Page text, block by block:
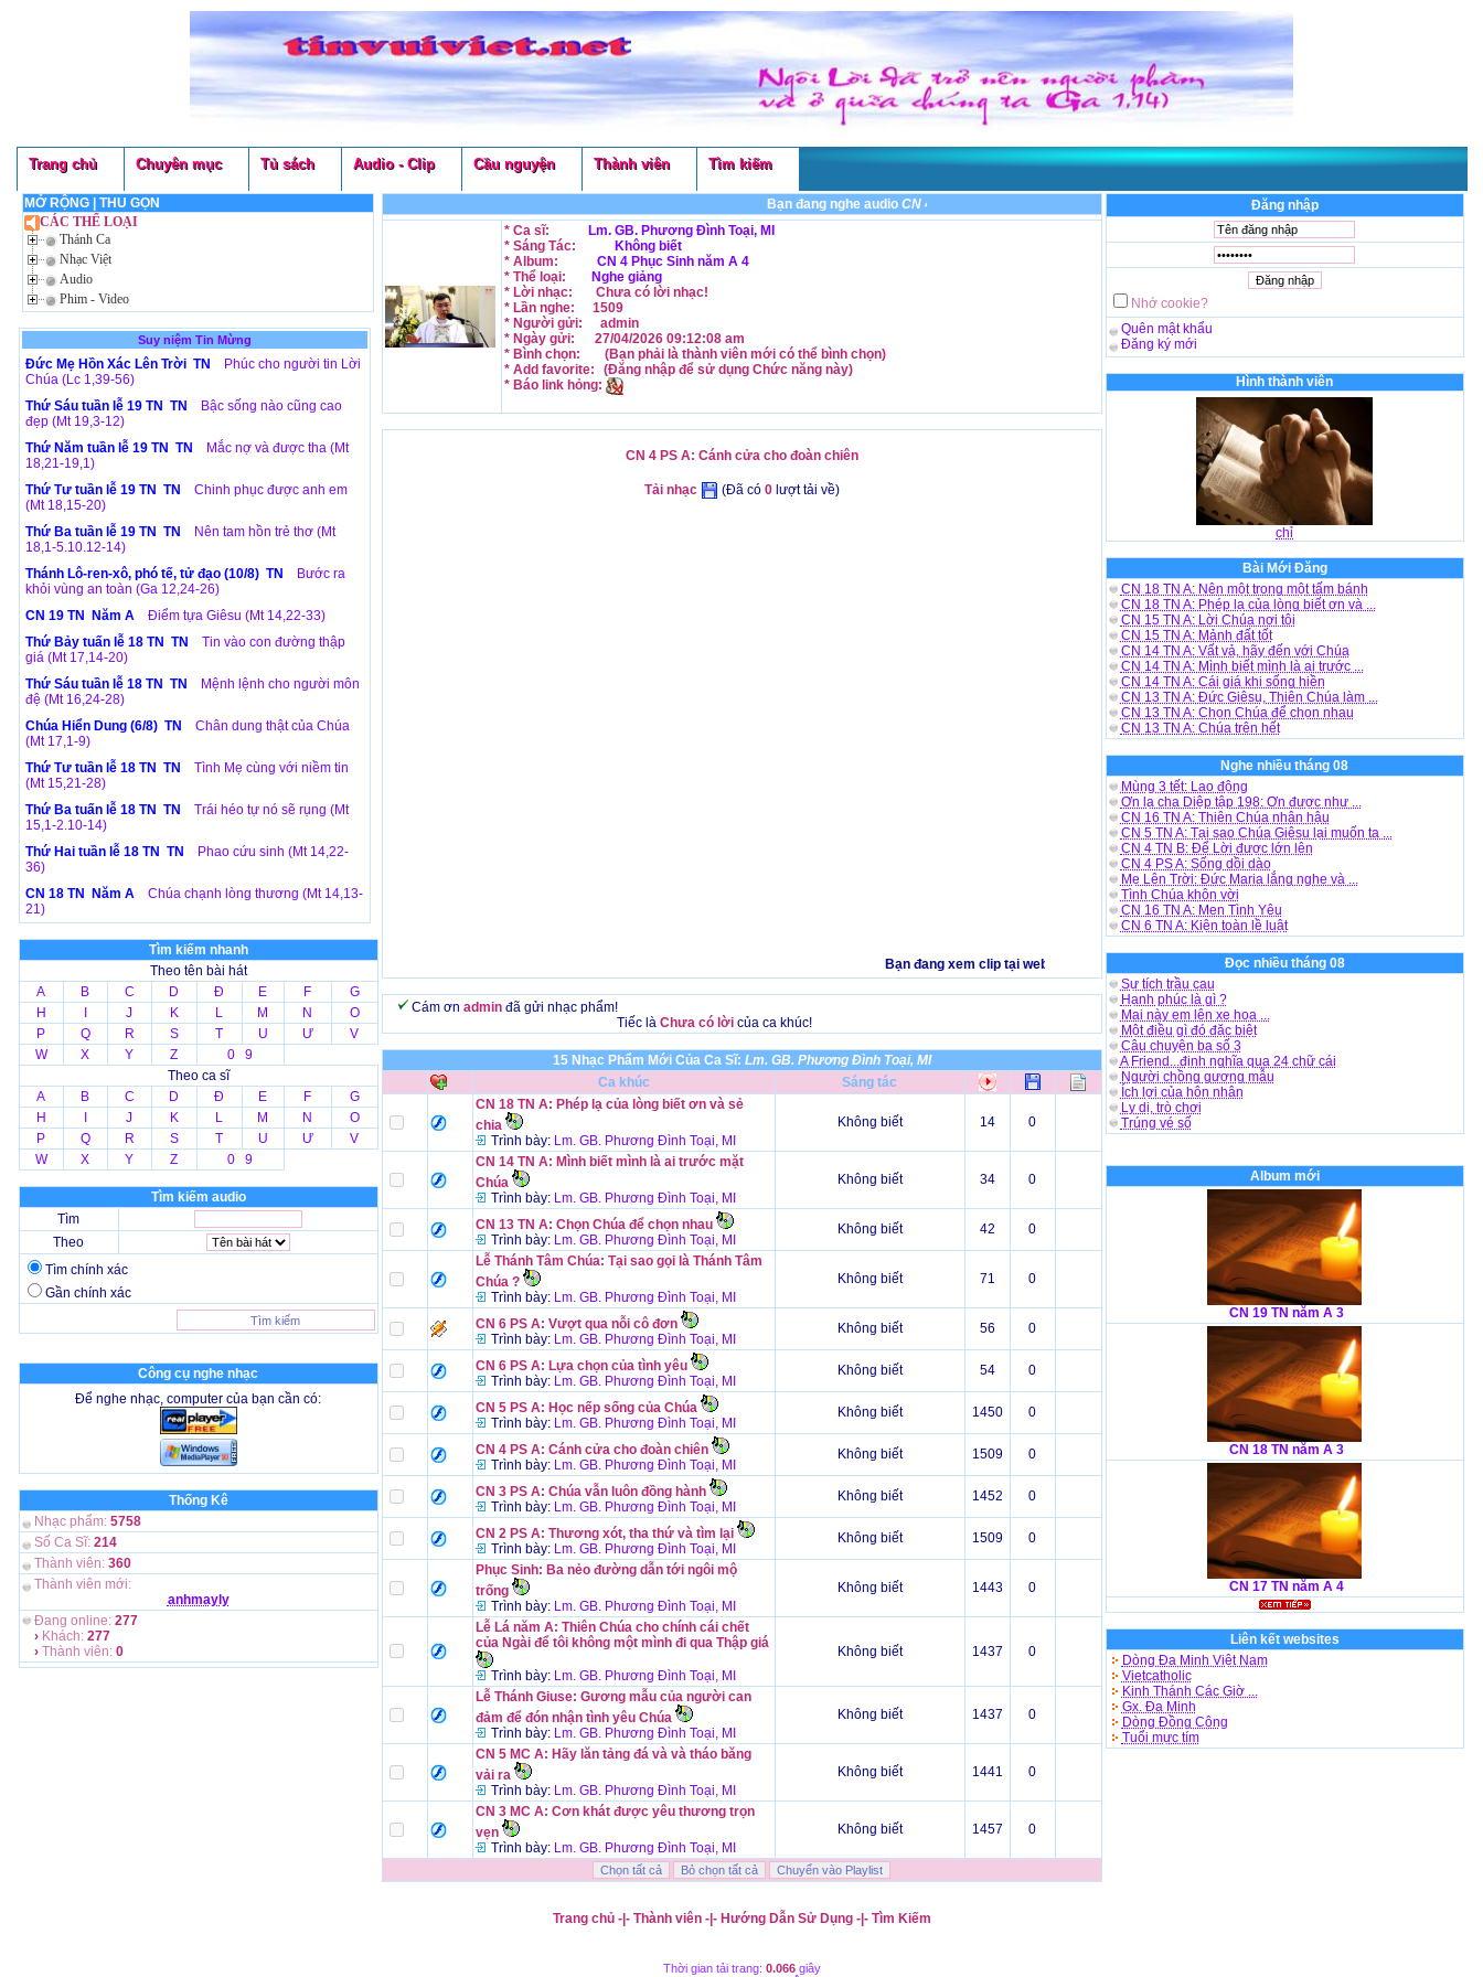
Trang chủ Chuyên mục Tủ sách Audio - Clip Cầu nguyện Thành viên Tìm kiếm
MỞ RỘNG
THU GỌN
CÁC THỂ LOẠI
Thánh Ca
Nhạc Việt
Audio
Phim - Video
Suy niệm Tin Mừng
Đức Mẹ Hồn Xác Lên Trời TN
Phúc cho người tin Lời
Chúa (Lc 1,39-56)
Thứ Sáu tuần lễ 19 TN TN
Bậc sống nào cũng cao
đẹp (Mt 19,3-12)
Thứ Năm tuần lễ 19 TN TN
Mắc nợ và được tha (Mt
18,21-19,1)
Thứ Tư tuần lễ 19 TN TN
Chinh phục được anh em
(Mt 18,15-20)
Thứ Ba tuần lễ 19 TN TN
Nên tam hồn trẻ thơ (Mt
18,1-5.10.12-14)
Thánh Lô-ren-xô, phó tế, tử đạo (10/8) TN
Bước ra
khỏi vùng an toàn (Ga 12,24-26)
CN 19 TN Năm A
Điểm tựa Giêsu (Mt 14,22-33)
Thứ Bảy tuấn lễ 18 TN TN
Tin vào con đường thập
giá (Mt 17,14-20)
Thứ Sáu tuần lễ 18 TN TN
Mệnh lệnh cho người môn
đệ (Mt 16,24-28)
Chúa Hiển Dung (6/8) TN
Chân dung thật của Chúa
(Mt 17,1-9)
Thứ Tư tuần lễ 18 TN TN
Tình Mẹ cùng với niềm tin
(Mt 15,21-28)
Thứ Ba tuấn lễ 18 TN TN
Trái héo tự nó sẽ rụng (Mt
15,1-2.10-14)
Thứ Hai tuần lễ 18 TN TN
Phao cứu sinh (Mt 14,22-
36)
CN 18 TN Năm A
Chúa chạnh lòng thương (Mt 14,13-
21)
Tìm kiếm nhanh
Theo tên bài hát
A
B C D Đ E F
G
H
J K L M N
O
P
Q R S T U Ư
V
W
X Y Z
0 9
Theo ca sĩ
A
B C D Đ E F
G
H
J K L M N
O
P
Q R S T U Ư
V
W
X Y Z 0 9
Tìm kiếm audio
Tìm
Theo
Tìm chính xác
Gần chính xác
Công cụ nghe nhạc
Để nghe nhạc, computer của bạn cần có:
Thống Kê
Nhạc phẩm: 5758
Số Ca Sĩ: 214
Thành viên: 360
Thành viên mới:
anhmayly
Đang online: 277
›Khách:277
›Thành viên: 0
Bạn đang nghe audioCN 4 PS A: Cánh cửa cho đoàn chiên Lm. GB. Phương Đình Toại, MI
* Ca sĩ:
Lm. GB. Phương Đình Toại, MI
* Sáng Tác:
Không biết
* Album:
CN 4 Phục Sinh năm A 4
* Thể loại:
Nghe giảng
* Lời nhạc:
Chưa có lời nhạc!
* Lần nghe:
1509
* Người gửi:
admin
* Ngày gửi:
27/04/2026 09:12:08 am
* Bình chọn:
(Bạn phải là thành viên mới có thể bình chọn)
* Add favorite:
(Đăng nhập để sử dụng Chức năngnày)
* Báo link hỏng:
CN 4 PS A: Cánh cửa cho đoàn chiên
Tải nhạc (Đã có 0lượt tải về)
Bạn đang xem clip tại website http://www.tinvuiviet.net - chúc bạn vui vẻ - Khi phát hiện có nhạc
Cám ơn adminđã gửi nhạc phẩm!
Tiếc là Chưa có lờicủa ca khúc!
15 Nhạc Phẩm Mới Của Ca Sĩ: Lm. GB. Phương Đình Toại, MI
Ca khúc
Sáng tác
CN 18 TN A: Phép lạ của lòng biết ơn và sẻ
chia
Trình bày: Lm. GB. Phương Đình Toại, MI
Không biết 14 0
CN 14 TN A: Mình biết mình là ai trước mặt
Chúa
Trình bày: Lm. GB. Phương Đình Toại, MI
Không biết 34 0
CN 13 TN A: Chọn Chúa để chọn nhau
Trình bày: Lm. GB. Phương Đình Toại, MI
Không biết 42 0
Lễ Thánh Tâm Chúa: Tại sao gọi là Thánh Tâm
Chúa ?
Trình bày: Lm. GB. Phương Đình Toại, MI
Không biết 71 0
CN 6 PS A: Vượt qua nỗi cô đơn
Trình bày: Lm. GB. Phương Đình Toại, MI
Không biết 56 0
CN 6 PS A: Lựa chọn của tình yêu
Trình bày: Lm. GB. Phương Đình Toại, MI
Không biết 54 0
CN 5 PS A: Học nếp sống của Chúa
Trình bày: Lm. GB. Phương Đình Toại, MI
Không biết 1450 0
CN 4 PS A: Cánh cửa cho đoàn chiên
Trình bày: Lm. GB. Phương Đình Toại, MI
Không biết 1509 0
CN 3 PS A: Chúa vẫn luôn đồng hành
Trình bày: Lm. GB. Phương Đình Toại, MI
Không biết 1452 0
CN 2 PS A: Thương xót, tha thứ và tìm lại
Trình bày: Lm. GB. Phương Đình Toại, MI
Không biết 1509 0
Phục Sinh: Ba nẻo đường dẫn tới ngôi mộ
trống
Trình bày: Lm. GB. Phương Đình Toại, MI
Không biết 1443 0
Lễ Lá năm A: Thiên Chúa cho chính cái chết
của Ngài để tôi không một mình đi qua Thập giá
Trình bày: Lm. GB. Phương Đình Toại, MI
Không biết 1437 0
Lễ Thánh Giuse: Gương mẫu của người can
đảm để đón nhận tình yêu Chúa
Trình bày: Lm. GB. Phương Đình Toại, MI
Không biết 1437 0
CN 5 MC A: Hãy lăn tảng đá và và tháo băng
vải ra
Trình bày: Lm. GB. Phương Đình Toại, MI
Không biết 1441 0
CN 3 MC A: Cơn khát được yêu thương trọn
vẹn
Trình bày: Lm. GB. Phương Đình Toại, MI
Không biết 1457 0
Đăng nhập
Nhớ cookie?
Quên mật khẩu
Đăng ký mới
Hình thành viên
chỉ
Bài Mới Đăng
CN 18 TN A: Nên một trong một tấm bánh
CN 18 TN A: Phép lạ của lòng biết ơn và ...
CN 15 TN A: Lời Chúa nơi tôi
CN 15 TN A: Mảnh đất tốt
CN 14 TN A: Vất vả, hãy đến với Chúa
CN 14 TN A: Mình biết mình là ai trước ...
CN 14 TN A: Cái giá khi sống hiền
CN 13 TN A: Đức Giêsu, Thiên Chúa làm ...
CN 13 TN A: Chọn Chúa để chọn nhau
CN 13 TN A: Chúa trên hết
Nghe nhiều tháng 08
Mùng 3 tết: Lao động
Ơn lạ cha Diệp tập 198: Ơn được như ...
CN 16 TN A: Thiên Chúa nhân hậu
CN 5 TN A: Tại sao Chúa Giêsu lại muốn ta ...
CN 4 TN B: Để Lời được lớn lên
CN 4 PS A: Sống dồi dào
Mẹ Lên Trời: Đức Maria lắng nghe và ...
Tình Chúa khôn vời
CN 16 TN A: Men Tình Yêu
CN 6 TN A: Kiện toàn lề luật
Đọc nhiều tháng 08
Sự tích trầu cau
Hạnh phúc là gì ?
Mai này em lên xe hoa ...
Một điều gì đó đặc biệt
Câu chuyện ba số 3
A Friend...định nghĩa qua 24 chữ cái
Người chồng gương mẫu
Ích lợi của hôn nhân
Ly dị, trò chơi
Trúng vé số
Album mới
CN 19 TN năm A 3
CN 18 TN năm A 3
CN 17 TN năm A 4
Liên kết websites
Dòng Đa Minh Việt Nam
Vietcatholic
Kinh Thánh Các Giờ ...
Gx. Đa Minh
Dòng Đồng Công
Tuổi mực tím
Trang chủ-|- Thành viên-|- Hướng Dẫn Sử Dụng-|- Tìm Kiếm
Thời gian tải trang: 0.066giây